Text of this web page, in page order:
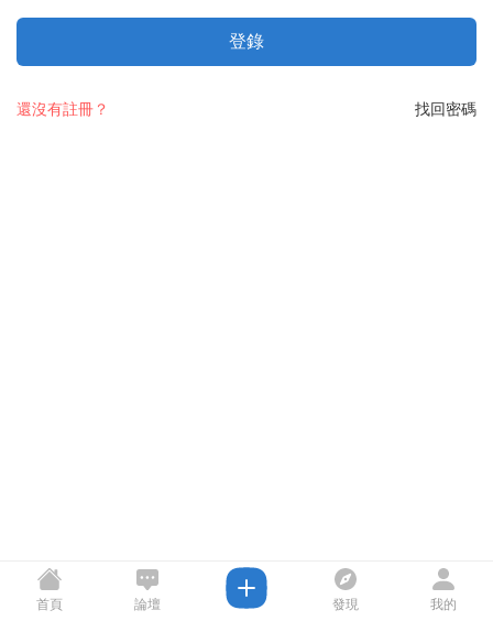
登錄
找回密碼
還沒有註冊？
首頁 論壇 發現 我的